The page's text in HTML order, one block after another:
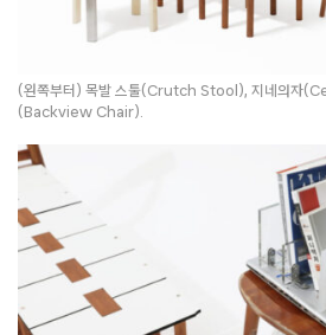
(왼쪽부터) 목발 스툴(Crutch Stool), 지네의자
(Backview Chair).